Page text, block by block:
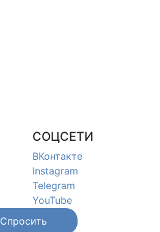
СОЦСЕТИ
ВКонтакте
Instagram
Telegram
YouTube
Спросить